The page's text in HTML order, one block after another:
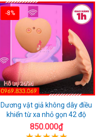
-8%
Dương vật giả không dây điều
khiển từ xa nhỏ gọn 42 độ
850.000₫